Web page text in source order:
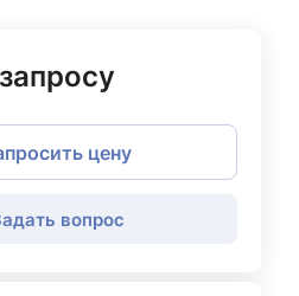
цену
вопрос